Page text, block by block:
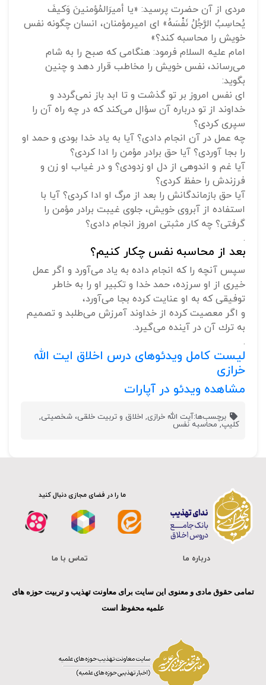
مردى از آن حضرت پرسيد: «يا أميرَالمُؤمنينَ وَكيفَ
يُحاسِبُ الرَّجُلُ نَفْسَهُ‌» اى اميرمؤمنان، انسان چگونه نفس
خويش را محاسبه كند؟»
امام عليه السلام فرمود: هنگامى كه صبح را به شام
مى‌رساند، نفس خويش را مخاطب قرار دهد و چنين
بگويد:
اى نفس امروز بر تو گذشت و تا ابد باز نمى‌گردد و
خداوند از تو درباره آن سؤال مى‌كند كه در چه راه آن را
سپرى كردى؟
چه عمل در آن انجام دادى؟ آيا به ياد خدا بودى و حمد او
را بجا آوردى؟ آيا حق برادر مؤمن را ادا كردى؟
آيا غم و اندوهى از دل او زدودى؟ و در غياب او زن و
فرزندش را حفظ كردى؟
آيا حق بازماندگانش را بعد از مرگ او ادا كردى؟ آيا با
استفاده از آبروى خويش، جلوى غيبت برادر مؤمن را
گرفتى؟ چه كار مثبتى امروز انجام دادى؟
.
بعد از محاسبه نفس چکار کنیم؟
سپس آنچه را كه انجام داده به ياد مى‌آورد و اگر عمل
خيرى از او سرزده، حمد خدا و تكبير او را به خاطر
توفيقى كه به او عنايت كرده بجا مى‌آورد،
و اگر معصيت كرده از خداوند آمرزش مى‌طلبد و تصميم
به ترك آن در آينده مى‌گيرد.
.
لیست کامل ویدئوهای درس اخلاق ایت الله
خرازی
مشاهده ویدئو در آپارات
برچسب‌ها:آیت الله خرازی, اخلاق و تربیت خلقی، شخصیتی,
کلیپ,محاسبه نفس
ما را در فضای مجازی دنبال کنید
درباره ما تماس با ما
تمامی حقوق مادی و معنوی این سایت برای معاونت تهذیب و تربیت حوزه های
علمیه محفوظ است